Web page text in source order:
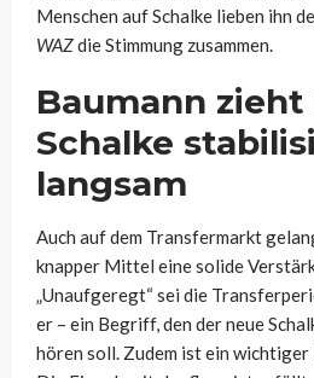
Menschen auf Schalke lieben ihn
WAZdie Stimmung zusammen.
Baumann zieht
Schalke
langsam
Auch auf dem Transfermarkt
knapper Mittel eine solide
„Unaufgeregt“ sei die
er – ein Begriff, den der neue
hören soll. Zudem ist ein